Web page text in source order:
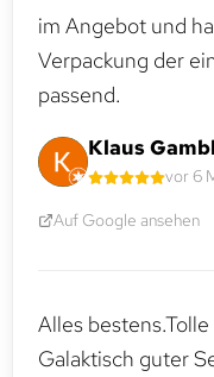
im Angebot und
Verpackung der
passend.
Klaus
vor 6
Auf Google ansehen
Alles
Galaktisch guter